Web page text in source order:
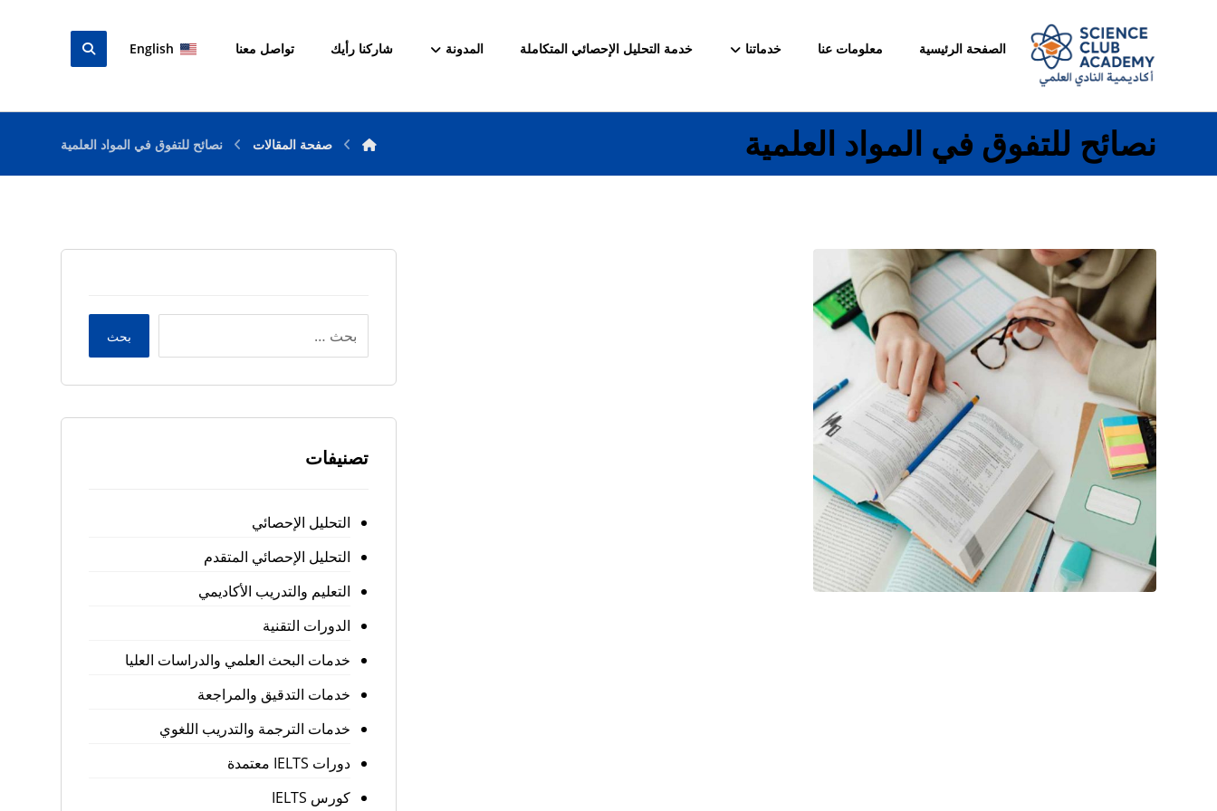
الصفحة الرئيسية معلومات عنا خدماتنا خدمة التحليل الإحصائي المتكاملة المدونة شاركنا رأيك تواصل معنا English
نصائح للتفوق في المواد العلمية صفحة المقالات نصائح للتفوق في المواد العلمية
بحث
تصنيفات
التحليل الإحصائي
التحليل الإحصائي المتقدم
التعليم والتدريب الأكاديمي
الدورات التقنية
خدمات البحث العلمي والدراسات العليا
خدمات التدقيق والمراجعة
خدمات الترجمة والتدريب اللغوي
دورات IELTS معتمدة
كورس IELTS